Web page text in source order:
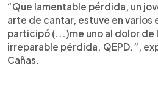
“Que lamentable pérdida, un
arte de cantar, estuve en varios
participó (...)me uno al dolor de
irreparable pérdida. QEPD.”,
Cañas.